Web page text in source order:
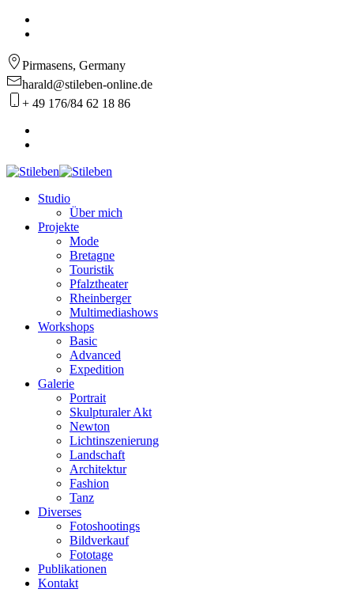
Pirmasens, Germany
harald@stileben-online.de
+ 49 176/84 62 18 86
Studio
Über mich
Projekte
Mode
Bretagne
Touristik
Pfalztheater
Rheinberger
Multimediashows
Workshops
Basic
Advanced
Expedition
Galerie
Portrait
Skulpturaler Akt
Newton
Lichtinszenierung
Landschaft
Architektur
Fashion
Tanz
Diverses
Fotoshootings
Bildverkauf
Fototage
Publikationen
Kontakt